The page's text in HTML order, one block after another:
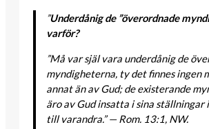
”Underdånig de ”överordnade
varför?
”Må var själ vara underdånig de
myndigheterna, ty det finnes ingen
annat än av Gud; de existerande
äro av Gud insatta i sina ställningar
till varandra.” — Rom. 13:1, NW.